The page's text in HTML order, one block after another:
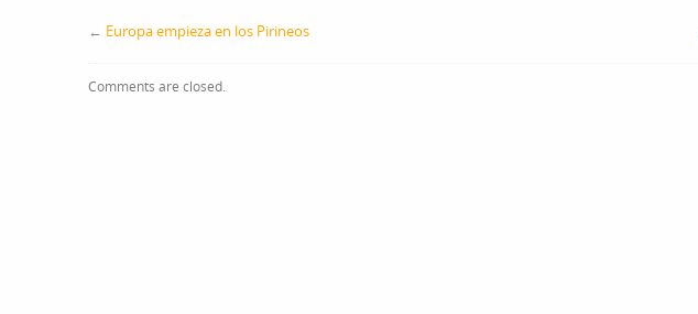
← Europa empieza en los Pirineos
Comments are closed.